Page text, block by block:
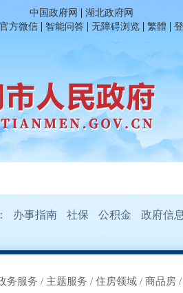
中国政府网 | 湖北政府网
官方微信 | 智能问答 | 无障碍浏览 | 繁體 |
办事指南 社保 公积金 政府信
务服务 / 主题服务 / 住房领域 / 商品房